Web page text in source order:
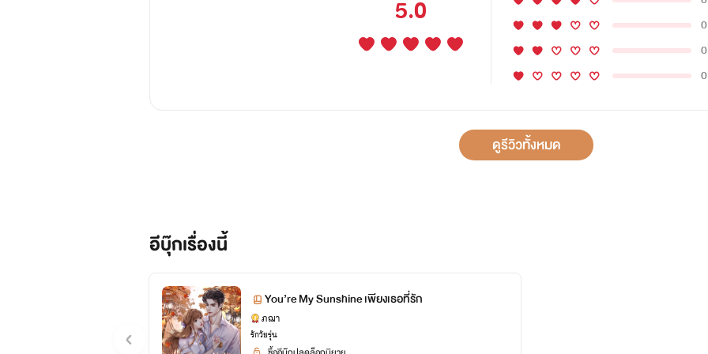
5.0
0
0
0
ดูรีวิวทั้งหมด
อีบุ๊กเรื่องนี้
You’re My Sunshine เพียงเธอที่รัก
ภฌา
รักวัยรุ่น